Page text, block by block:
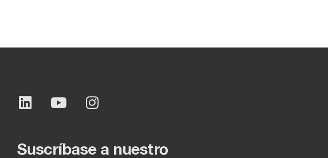
Suscríbase a nuestro